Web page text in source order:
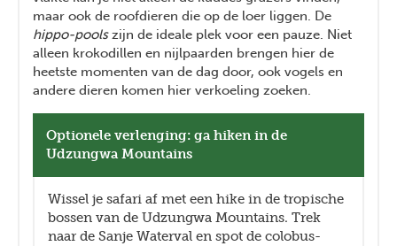
maar ook de roofdieren die op de loer liggen. De
hippo-poolszijn de ideale plek voor een pauze. Niet
alleen krokodillen en nijlpaarden brengen hier de
heetste momenten van de dag door, ook vogels en
andere dieren komen hier verkoeling zoeken.
Optionele verlenging: ga hiken in de
Udzungwa Mountains
Wissel je safari af met een hike in de tropische
bossen van de Udzungwa Mountains. Trek
naar de Sanje Waterval en spot de colobus-